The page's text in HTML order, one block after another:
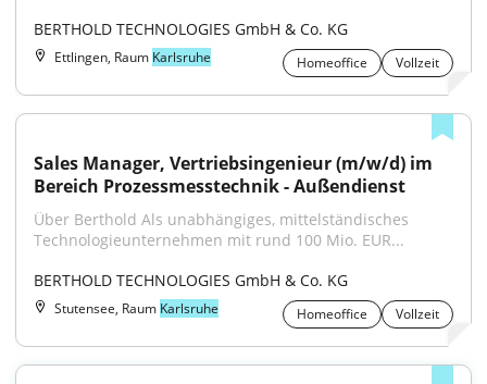
BERTHOLD TECHNOLOGIES GmbH & Co. KG
Ettlingen, Raum Karlsruhe Homeoffice Vollzeit
Sales Manager, Vertriebsingenieur (m/w/d) im
Bereich Prozessmesstechnik - Außendienst
Über Berthold Als unabhängiges, mittelständisches
Technologieunternehmen mit rund 100 Mio. EUR...
BERTHOLD TECHNOLOGIES GmbH & Co. KG
Stutensee, Raum Karlsruhe Homeoffice Vollzeit